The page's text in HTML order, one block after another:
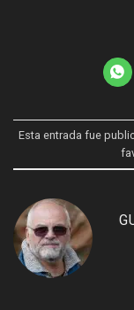
Esta entrada fue